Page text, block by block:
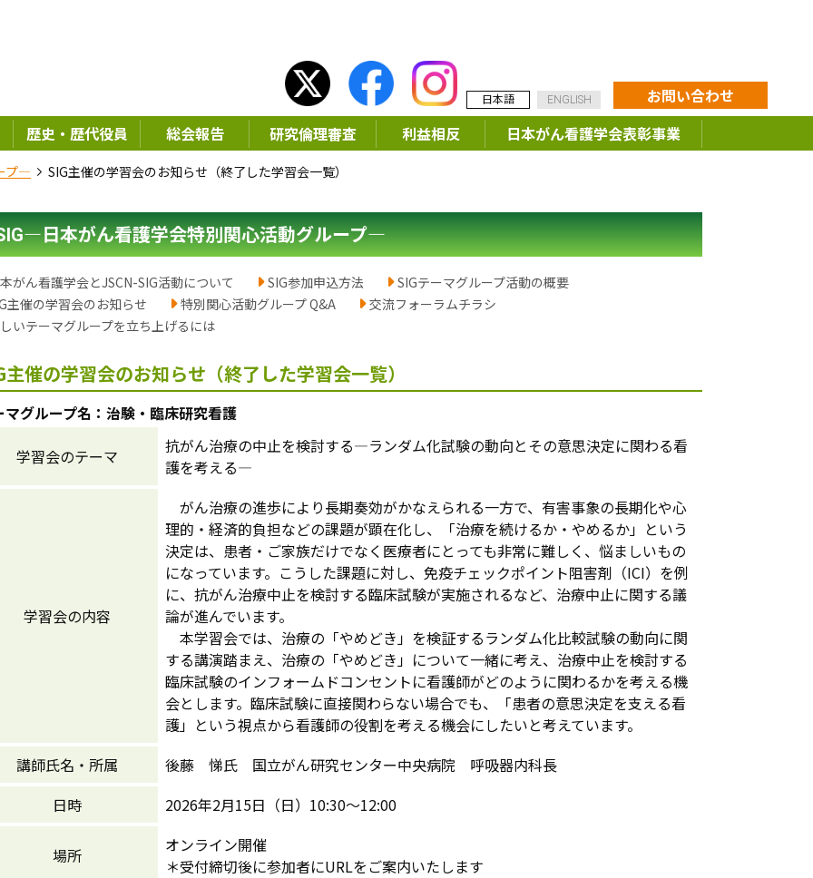
日本語 ENGLISH
お問い合わせ
歴史・歴代役員
総会報告 研究倫理審査 利益相反 日本がん看護学会表彰事業
プ― SIG主催の学習会のお知らせ（終了した学習会一覧）
―日本がん看護学会特別関心活動グループ―
がん看護学会とJSCN-SIG活動について SIG参加申込方法
SIGテーマグループ活動の概要
主催の学習会のお知らせ
特別関心活動グループ Q&A
交流フォーラムチラシ
いテーマグループを立ち上げるには
主催の学習会のお知らせ（終了した学習会一覧）
マグループ名：治験・臨床研究看護
学習会のテーマ
抗がん治療の中止を検討する―ランダム化試験の動向とその意思決定に関わる看
護を考える―
学習会の内容
がん治療の進歩により長期奏効がかなえられる一方で、有害事象の長期化や心
理的・経済的負担などの課題が顕在化し、「治療を続けるか・やめるか」という
決定は、患者・ご家族だけでなく医療者にとっても非常に難しく、悩ましいもの
になっています。こうした課題に対し、免疫チェックポイント阻害剤（ICI）を例
に、抗がん治療中止を検討する臨床試験が実施されるなど、治療中止に関する議
論が進んでいます。
本学習会では、治療の「やめどき」を検証するランダム化比較試験の動向に関
する講演踏まえ、治療の「やめどき」について一緒に考え、治療中止を検討する
臨床試験のインフォームドコンセントに看護師がどのように関わるかを考える機
会とします。臨床試験に直接関わらない場合でも、「患者の意思決定を支える看
護」という視点から看護師の役割を考える機会にしたいと考えています。
講師氏名・所属
後藤 悌氏 国立がん研究センター中央病院 呼吸器内科長
日時
2026年2月15日（日）10:30～12:00
場所
オンライン開催
＊受付締切後に参加者にURLをご案内いたします